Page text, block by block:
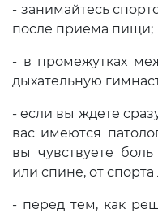
- занимайтесь
после приема пищи;
- в промежутках
дыхательную
- если вы ждете
вас имеются
вы чувствуете
или спине, от спорта
- перед тем, как